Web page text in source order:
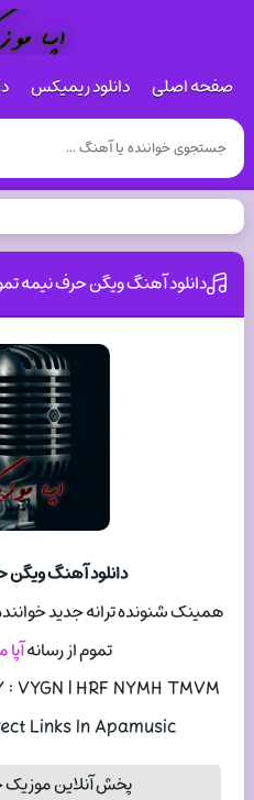
صفحه اصلی دانلود ریمیکس
دانلود آهنگ ویگن حرف نیمه
دانلود آهنگ
همینک شنونده ترانه جدید
تموم از رسانه
VYGN | HRF NYMH TMVM
Links In Apamusic
پخش آنلاین